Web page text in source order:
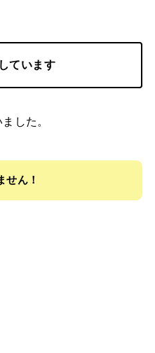
ています
した。
せん！